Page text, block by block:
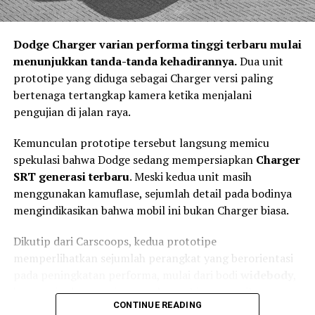
memberikan tekanan pengereman secara otomatis
tersebut tidak mengambil alih kendali kendaraan,
melainkan membantu mengurangi kecepatan sehingga
dampak kecelakaan dapat diminimalkan.
Keselamatan Aktif Menjadi Standar
Kendaraan Masa Depan
Dodge Charger varian performa tinggi terbaru mulai
menunjukkan tanda-tanda kehadirannya.Dua unit
prototipe yang diduga sebagai Charger versi paling
bertenaga tertangkap kamera ketika menjalani
pengujian di jalan raya.
Kemunculan prototipe tersebut langsung memicu
spekulasi bahwa Dodge sedang mempersiapkan Charger
SRT generasi terbaru. Meski kedua unit masih
menggunakan kamuflase, sejumlah detail pada bodinya
mengindikasikan bahwa mobil ini bukan Charger biasa.
Dikutip dari Carscoops, kedua prototipe
memperlihatkan sejumlah perangkat yang berorientasi
kap mesin dengan air scoop besar, hingga spoiler
belakang berukuran agresif.CONTINUE READING